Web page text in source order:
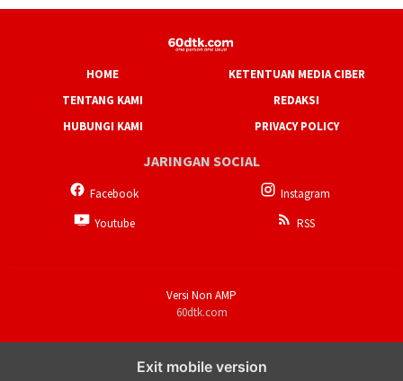
HOME
KETENTUAN MEDIA CIBER
TENTANG KAMI
REDAKSI
HUBUNGI KAMI
PRIVACY POLICY
JARINGAN SOCIAL
Facebook
Instagram
Youtube
RSS
Versi Non AMP
60dtk.com
Exit mobile version